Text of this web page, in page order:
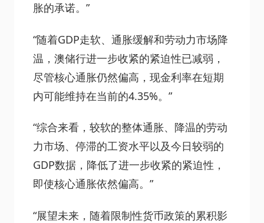
胀的承诺。”
“随着GDP走软、通胀缓解和劳动力市场降
温，澳储行进一步收紧的紧迫性已减弱，
尽管核心通胀仍然偏高，现金利率在短期
内可能维持在当前的4.35%。”
“综合来看，较软的整体通胀、降温的劳动
力市场、停滞的工资水平以及今日较弱的
GDP数据，降低了进一步收紧的紧迫性，
即使核心通胀依然偏高。”
“展望未来，随着限制性货币政策的累积影